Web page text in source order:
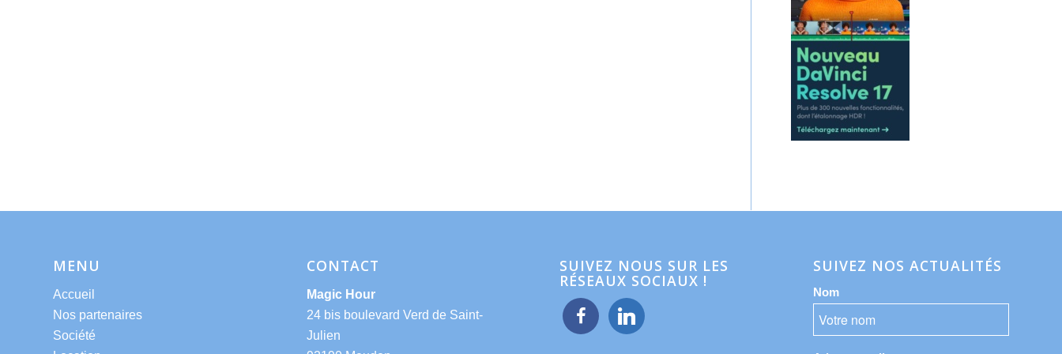
MENU
Accueil
Nos partenaires
Société
CONTACT
Magic Hour
24 bis boulevard Verd de Saint-
Julien
SUIVEZ NOUS SUR LES
RÉSEAUX SOCIAUX !
facebooklinkedin
SUIVEZ NOS ACTUALITÉS
Nom